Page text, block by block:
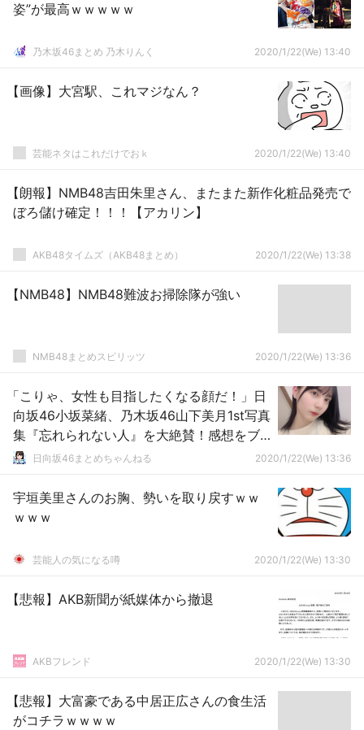
姿”が最高ｗｗｗｗｗ
乃木坂46まとめ 乃木りんく 2020/1/22(We) 13:40
【画像】大宮駅、これマジなん？
芸能ネタはこれだけでおｋ 2020/1/22(We) 13:40
【朗報】NMB48吉田朱里さん、またまた新作化粧品発売で
ぼろ儲け確定！！！【アカリン】
AKB48タイムズ（AKB48まとめ） 2020/1/22(We) 13:38
【NMB48】NMB48難波お掃除隊が強い
NMB48まとめスピリッツ 2020/1/22(We) 13:36
「こりゃ、女性も目指したくなる顔だ！」日
向坂46小坂菜緒、乃木坂46山下美月1st写真
集『忘れられない人』を大絶賛！感想をブ
ログに綴る！
日向坂46まとめちゃんねる 2020/1/22(We) 13:36
宇垣美里さんのお胸、勢いを取り戻すｗｗ
ｗｗｗ
芸能人の気になる噂 2020/1/22(We) 13:30
【悲報】AKB新聞が紙媒体から撤退
AKBフレンド 2020/1/22(We) 13:30
【悲報】大富豪である中居正広さんの食生活
がコチラｗｗｗｗ